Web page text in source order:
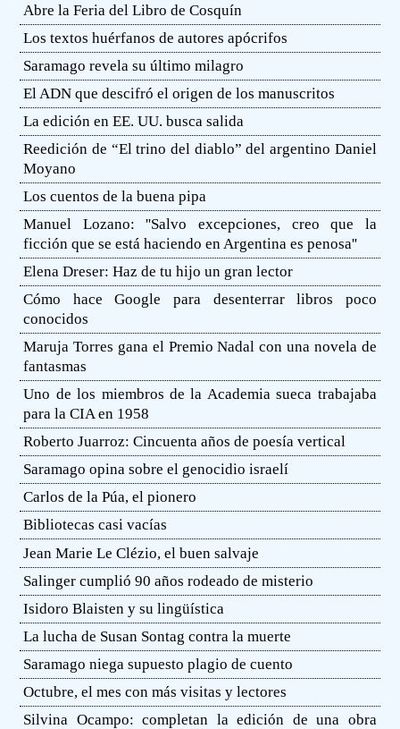
Abre la Feria del Libro de Cosquín
Los textos huérfanos de autores apócrifos
Saramago revela su último milagro
El ADN que descifró el origen de los manuscritos
La edición en EE. UU. busca salida
Reedición de “El trino del diablo” del argentino Daniel
Moyano
Los cuentos de la buena pipa
Manuel Lozano: ''Salvo excepciones, creo que la
ficción que se está haciendo en Argentina es penosa''
Elena Dreser: Haz de tu hijo un gran lector
Cómo hace Google para desenterrar libros poco
conocidos
Maruja Torres gana el Premio Nadal con una novela de
fantasmas
Uno de los miembros de la Academia sueca trabajaba
para la CIA en 1958
Roberto Juarroz: Cincuenta años de poesía vertical
Saramago opina sobre el genocidio israelí
Carlos de la Púa, el pionero
Bibliotecas casi vacías
Jean Marie Le Clézio, el buen salvaje
Salinger cumplió 90 años rodeado de misterio
Isidoro Blaisten y su lingüística
La lucha de Susan Sontag contra la muerte
Saramago niega supuesto plagio de cuento
Octubre, el mes con más visitas y lectores
Silvina Ocampo: completan la edición de una obra